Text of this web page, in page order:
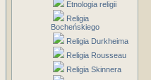
Etnologia religii
Religia
Bocheńskiego
Religia Durkheima
Religia Rousseau
Religia Skinnera